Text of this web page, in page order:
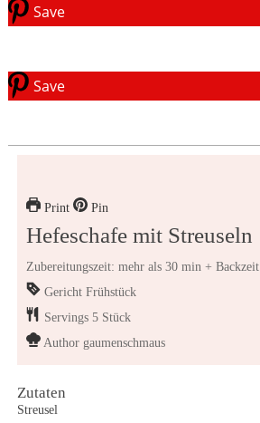
Save
Save
Print Pin
Hefeschafe mit Streuseln
Zubereitungszeit: mehr als 30 min + Backzeit
Gericht Frühstück
Servings 5 Stück
Author gaumenschmaus
Zutaten
Streusel